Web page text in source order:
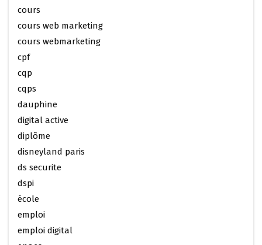
cours
cours web marketing
cours webmarketing
cpf
cqp
cqps
dauphine
digital active
diplôme
disneyland paris
ds securite
dspi
école
emploi
emploi digital